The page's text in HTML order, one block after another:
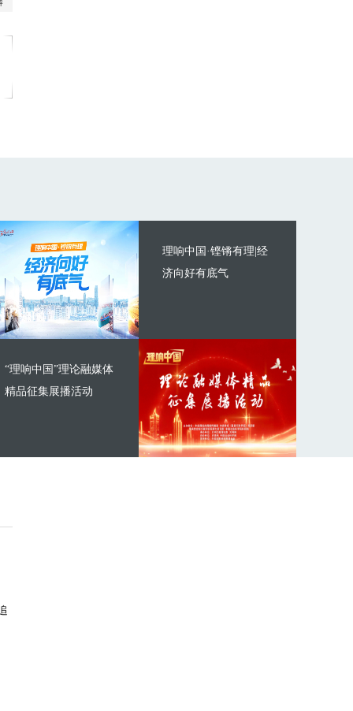
理响中国·铿锵有理|经
济向好有底气
“理响中国”理论融媒体
精品征集展播活动